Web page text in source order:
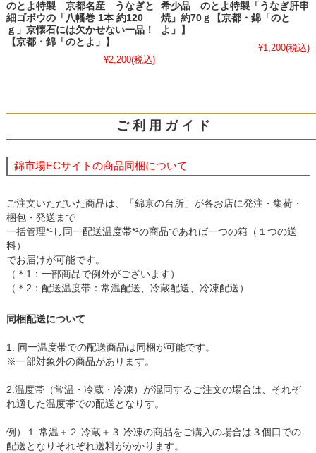
のとよ特製 京都名産 うなぎと
細ゴボウの「八幡巻 1本 約120
ｇ」京懐石には欠かせない一品！
【京都・錦「のとよ」】
¥2,200(税込)
希少品 のとよ特製「うなぎ肝串
焼」約70ｇ【京都・錦「のと
よ」】
¥1,200(税込)
ご 利 用 ガ イ ド
錦市場ECサイトの商品同梱について
ご注文いただいた商品は、「錦京の台所」が各お店に発注・集荷・
梱包・発送まで
一括管理*¹し同一配送温度帯*²の商品であれば一つの箱（１つの送
料）
でお届けが可能です。
（＊1：一部商品で例外がございます）
（＊2：配送温度帯：常温配送、冷蔵配送、冷凍配送）
同梱配送について
1. 同一温度帯での配送商品は同梱が可能です。
※一部対象外の商品があります。
2.温度帯（常温・冷蔵・冷凍）が混同するご注文の場合は、それぞ
れ適した温度帯での配送となりす。
例）１.常温＋２.冷蔵＋３.冷凍の商品をご購入の場合は３個口での
配送となりそれぞれ送料がかかります。